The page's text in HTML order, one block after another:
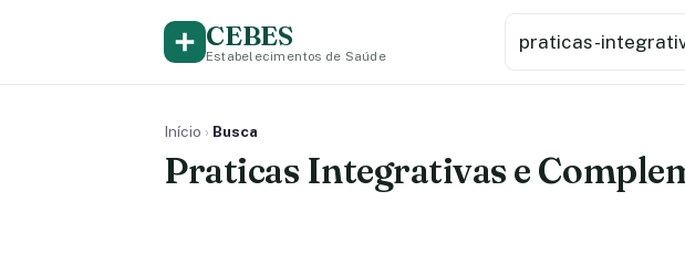
CEBES
Estabelecimentos de Saúde
Início › Busca
Praticas Integrativas e